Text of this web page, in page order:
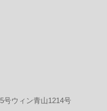
号ウィン青山1214号